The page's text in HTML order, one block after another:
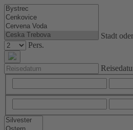
Stadt
Pers.